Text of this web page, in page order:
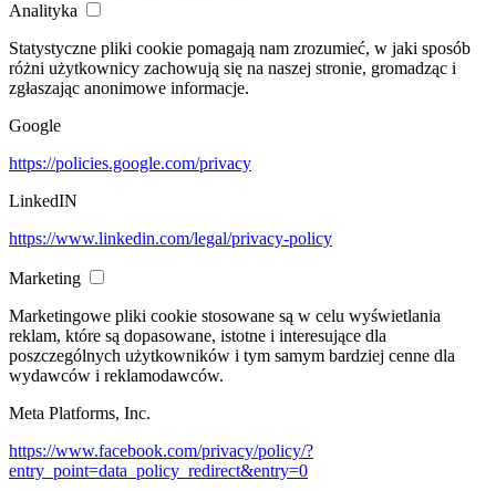
Analityka
Statystyczne pliki cookie pomagają nam zrozumieć, w jaki sposób
różni użytkownicy zachowują się na naszej stronie, gromadząc i
zgłaszając anonimowe informacje.
Google
https://policies.google.com/privacy
LinkedIN
https://www.linkedin.com/legal/privacy-policy
Marketing
Marketingowe pliki cookie stosowane są w celu wyświetlania
reklam, które są dopasowane, istotne i interesujące dla
poszczególnych użytkowników i tym samym bardziej cenne dla
wydawców i reklamodawców.
Meta Platforms, Inc.
https://www.facebook.com/privacy/policy/?
entry_point=data_policy_redirect&entry=0